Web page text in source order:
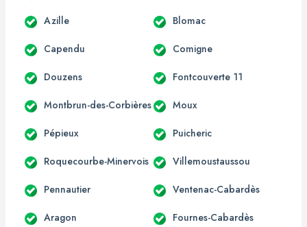
Azille Blomac
Capendu Comigne
Douzens Fontcouverte 11
Montbrun-des-Corbières Moux
Pépieux Puicheric
Roquecourbe-Minervois Villemoustaussou
Pennautier Ventenac-Cabardès
Aragon Fournes-Cabardès